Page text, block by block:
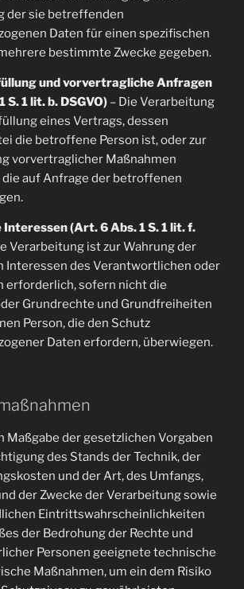
der sie betreffenden
Daten für einen spezifischen
bestimmte Zwecke gegeben.
und vorvertragliche Anfragen
S. 1 lit. b. DSGVO)– Die Verarbeitung
eines Vertrags, dessen
die betroffene Person ist, oder zur
vorvertraglicher Maßnahmen
auf Anfrage der betroffenen
(Art. 6 Abs. 1 S. 1 lit. f.
Verarbeitung ist zur Wahrung der
Interessen des Verantwortlichen oder
erforderlich, sofern nicht die
Grundrechte und Grundfreiheiten
Person, die den Schutz
Daten erfordern, überwiegen.
Maßgabe der gesetzlichen Vorgaben
des Stands der Technik, der
und der Art, des Umfangs,
der Zwecke der Verarbeitung sowie
Eintrittswahrscheinlichkeiten
der Bedrohung der Rechte und
Personen geeignete technische
Maßnahmen, um ein dem Risiko